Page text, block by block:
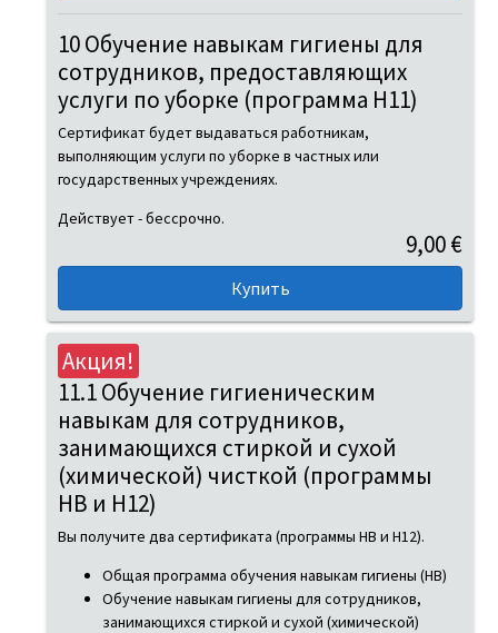
10 Обучение навыкам гигиены для
сотрудников, предоставляющих
услуги по уборке (программа H11)
Сертификат будет выдаваться работникам,
выполняющим услуги по уборке в частных или
государственных учреждениях.
Действует - бессрочно.
9,00 €
Акция!
11.1 Обучение гигиеническим
навыкам для сотрудников,
занимающихся стиркой и сухой
(химической) чисткой (программы
HB и H12)
Вы получите два сертификата (программы HB и H12).
Общая программа обучения навыкам гигиены (HB)
Обучение навыкам гигиены для сотрудников,
занимающихся стиркой и сухой (химической)